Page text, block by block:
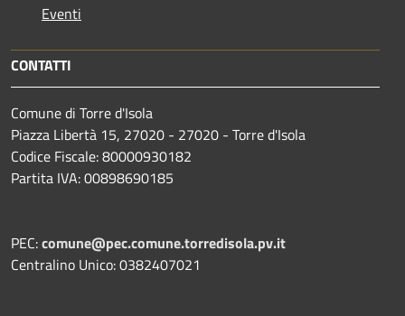
Eventi
CONTATTI
Comune di Torre d'Isola
Piazza Libertà 15, 27020 - 27020 - Torre d'Isola
Codice Fiscale: 80000930182
Partita IVA: 00898690185
PEC:comune@pec.comune.torredisola.pv.it
Centralino Unico: 0382407021